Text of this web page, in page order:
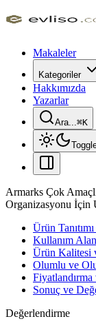
Makaleler
Kategoriler
Hakkımızda
Yazarlar
Ara...⌘K
Armarks Çok
Organizasyonu İçin
Ürün
Kullanım
Ürün Kalitesi
Olumlu ve
Fiyatlandırma
Sonuç ve
Değerlendirme